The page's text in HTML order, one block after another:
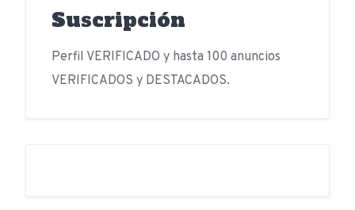
Suscripción
Perfil VERIFICADO y hasta 100 anuncios
VERIFICADOS y DESTACADOS.